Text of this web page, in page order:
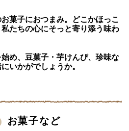
菓子におつまみ。どこかほっこ
たちの心にそっと寄り添う味わ
め、豆菓子・芋けんぴ、珍味な
いかがでしょうか。
お菓子など